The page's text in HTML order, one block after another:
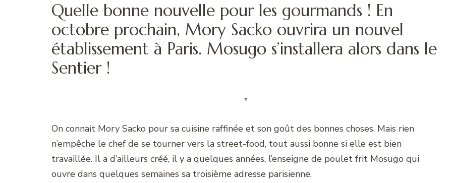
Quelle bonne nouvelle pour les gourmands ! En
octobre prochain, Mory Sacko ouvrira un nouvel
établissement à Paris. Mosugo s’installera alors dans le
Sentier !
On connait Mory Sacko pour sa cuisine raffinée et son goût des bonnes choses. Mais rien
n’empêche le chef de se tourner vers la street-food, tout aussi bonne si elle est bien
travaillée. Il a d’ailleurs créé, il y a quelques années, l’enseigne de poulet frit Mosugo qui
ouvre dans quelques semaines sa troisième adresse parisienne.